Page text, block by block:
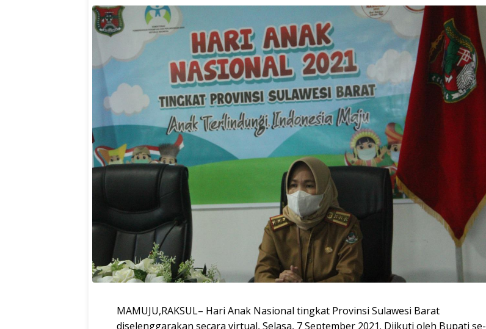
MAMUJU,RAKSUL– Hari Anak Nasional tingkat Provinsi Sulawesi Barat
diselenggarakan secara virtual, Selasa, 7 September 2021. Diikuti oleh Bupati se-